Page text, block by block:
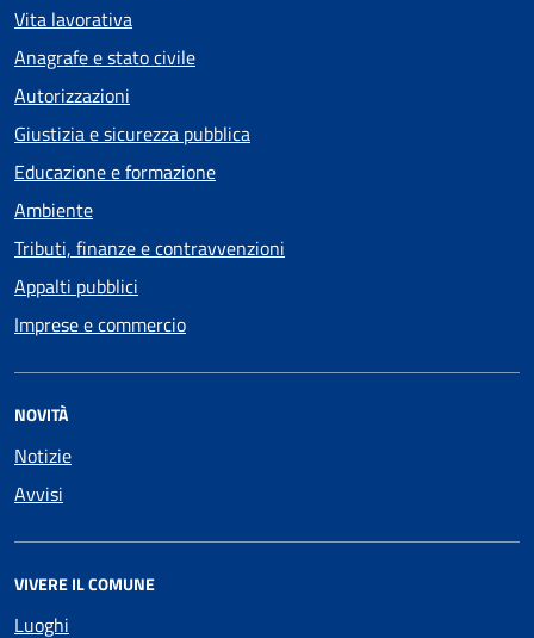
Vita lavorativa
Anagrafe e stato civile
Autorizzazioni
Giustizia e sicurezza pubblica
Educazione e formazione
Ambiente
Tributi, finanze e contravvenzioni
Appalti pubblici
Imprese e commercio
NOVITÀ
Notizie
Avvisi
VIVERE IL COMUNE
Luoghi